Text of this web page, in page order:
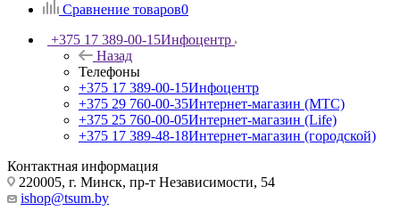
Сравнение товаров0
+375 17 389-00-15Инфоцентр
Назад
Телефоны
+375 17 389-00-15Инфоцентр
+375 29 760-00-35Интернет-магазин (МТС)
+375 25 760-00-05Интернет-магазин (Life)
+375 17 389-48-18Интернет-магазин (городской)
Контактная информация
220005, г. Минск, пр-т Независимости, 54
ishop@tsum.by